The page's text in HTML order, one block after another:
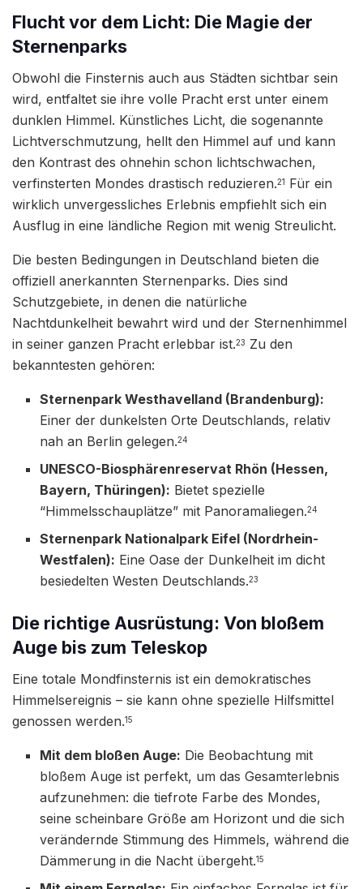
Flucht vor dem Licht: Die Magie der
Sternenparks
Obwohl die Finsternis auch aus Städten sichtbar sein
wird, entfaltet sie ihre volle Pracht erst unter einem
dunklen Himmel. Künstliches Licht, die sogenannte
Lichtverschmutzung, hellt den Himmel auf und kann
den Kontrast des ohnehin schon lichtschwachen,
verfinsterten Mondes drastisch reduzieren.21
Für ein
wirklich unvergessliches Erlebnis empfiehlt sich ein
Ausflug in eine ländliche Region mit wenig Streulicht.
Die besten Bedingungen in Deutschland bieten die
offiziell anerkannten Sternenparks. Dies sind
Schutzgebiete, in denen die natürliche
Nachtdunkelheit bewahrt wird und der Sternenhimmel
in seiner ganzen Pracht erlebbar ist.23 Zu den
bekanntesten gehören:
Sternenpark Westhavelland (Brandenburg):
Einer der dunkelsten Orte Deutschlands, relativ
nah an Berlin gelegen.24
UNESCO-Biosphärenreservat Rhön (Hessen,
Bayern, Thüringen): Bietet spezielle
“Himmelsschauplätze” mit Panoramaliegen.24
Sternenpark Nationalpark Eifel (Nordrhein-
Westfalen): Eine Oase der Dunkelheit im dicht
besiedelten Westen Deutschlands.23
Die richtige Ausrüstung: Von bloßem
Auge bis zum Teleskop
Eine totale Mondfinsternis ist ein demokratisches
Himmelsereignis – sie kann ohne spezielle Hilfsmittel
genossen werden.15
Mit dem bloßen Auge: Die Beobachtung mit
bloßem Auge ist perfekt, um das Gesamterlebnis
aufzunehmen: die tiefrote Farbe des Mondes,
seine scheinbare Größe am Horizont und die sich
verändernde Stimmung des Himmels, während die
Dämmerung in die Nacht übergeht.15